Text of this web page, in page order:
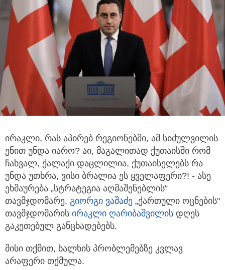
ირაკლი, რას აპირებ რეგიონებში, ამ სიძულვილის
ენით უნდა იარო? აი, მაგალითად ქუთაისში რომ
ჩახვალ, ქალაქი დაცლილია, ქუთაისელებს რა
უნდა უთხრა, ვისი ბრალია ეს ყველაფერი?! - ასე
ეხმაურება „სტრატეგია აღმაშენებლის“
თავმჯდომარე, გიორგი ვაშაძე „ქართული ოცნების"
თავმჯდომარის ირაკლი ღარიბაშვილის დღეს
გაკეთებულ განცხადებებს.
მისი თქმით, ხალხის პრობლემებზე კვლავ
არაფერი თქმულა.